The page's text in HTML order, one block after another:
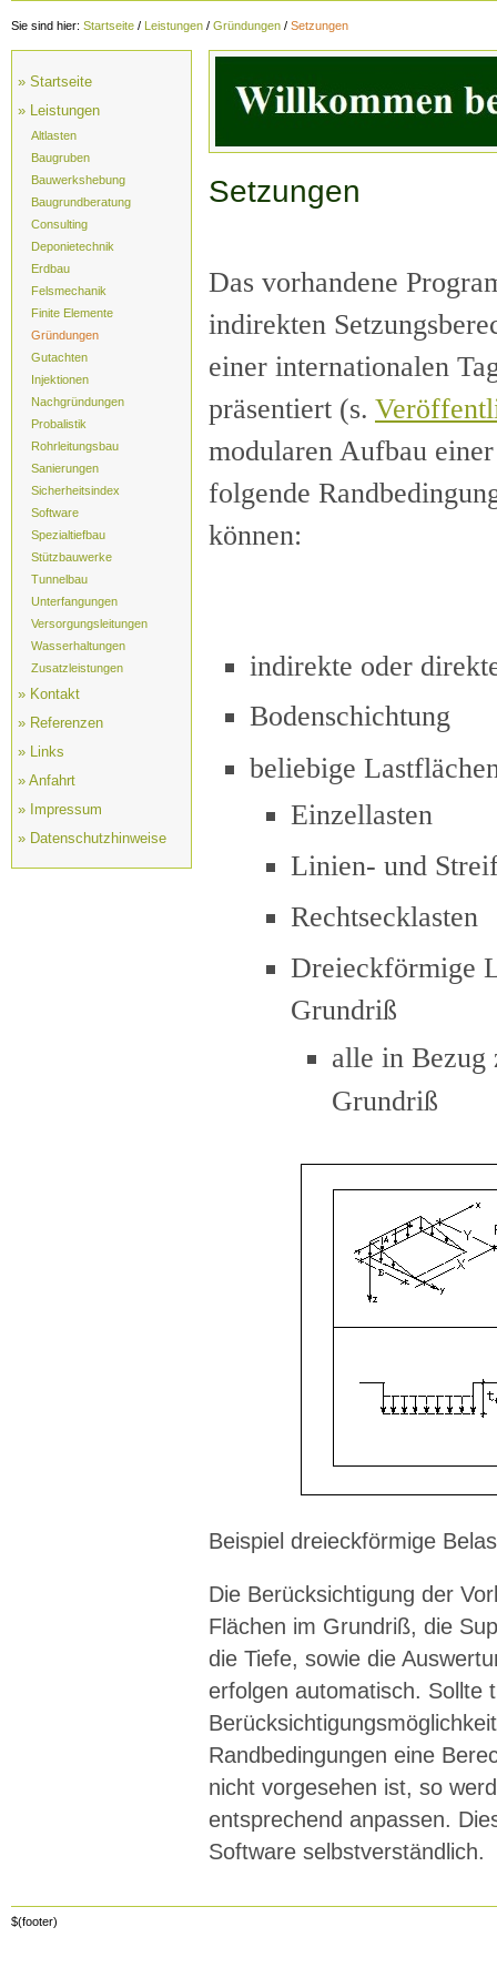
Sie sind hier: Startseite / Leistungen / Gründungen / Setzungen
» Startseite
» Leistungen
Altlasten
Baugruben
Bauwerkshebung
Baugrundberatung
Consulting
Deponietechnik
Erdbau
Felsmechanik
Finite Elemente
Gründungen
Gutachten
Injektionen
Nachgründungen
Probalistik
Rohrleitungsbau
Sanierungen
Sicherheitsindex
Software
Spezialtiefbau
Stützbauwerke
Tunnelbau
Unterfangungen
Versorgungsleitungen
Wasserhaltungen
Zusatzleistungen
» Kontakt
» Referenzen
» Links
» Anfahrt
» Impressum
» Datenschutzhinweise
Setzungen
Das vorhandene
indirekten
einer internationalen
präsentiert (s.
modularen Aufbau
folgende
können:
indirekte oder
Bodenschichtung
beliebige
Einzellasten
Linien- und
Rechtsecklasten
Dreieckförmige
Grundriß
alle in Bezug
Grundriß
Beispiel dreieckförmige
Die Berücksichtigung der
Flächen im Grundriß, die
die Tiefe, sowie die
erfolgen automatisch. Sollte
Randbedingungen eine
nicht vorgesehen ist, so
entsprechend anpassen.
Software selbstverständlich.
$(footer)